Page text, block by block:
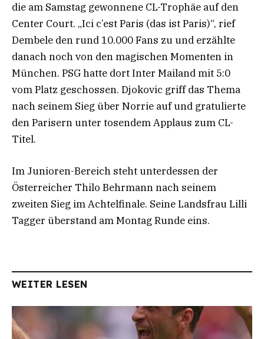
die am Samstag gewonnene CL-Trophäe auf den
Center Court. „Ici c’est Paris (das ist Paris)“, rief
Dembele den rund 10.000 Fans zu und erzählte
danach noch von den magischen Momenten in
München. PSG hatte dort Inter Mailand mit 5:0
vom Platz geschossen. Djokovic griff das Thema
nach seinem Sieg über Norrie auf und gratulierte
den Parisern unter tosendem Applaus zum CL-
Titel.
Im Junioren-Bereich steht unterdessen der
Österreicher Thilo Behrmann nach seinem
zweiten Sieg im Achtelfinale. Seine Landsfrau Lilli
Tagger überstand am Montag Runde eins.
WEITER LESEN